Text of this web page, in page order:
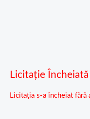
Licitație Încheiată
Licitația s-a încheiat fără